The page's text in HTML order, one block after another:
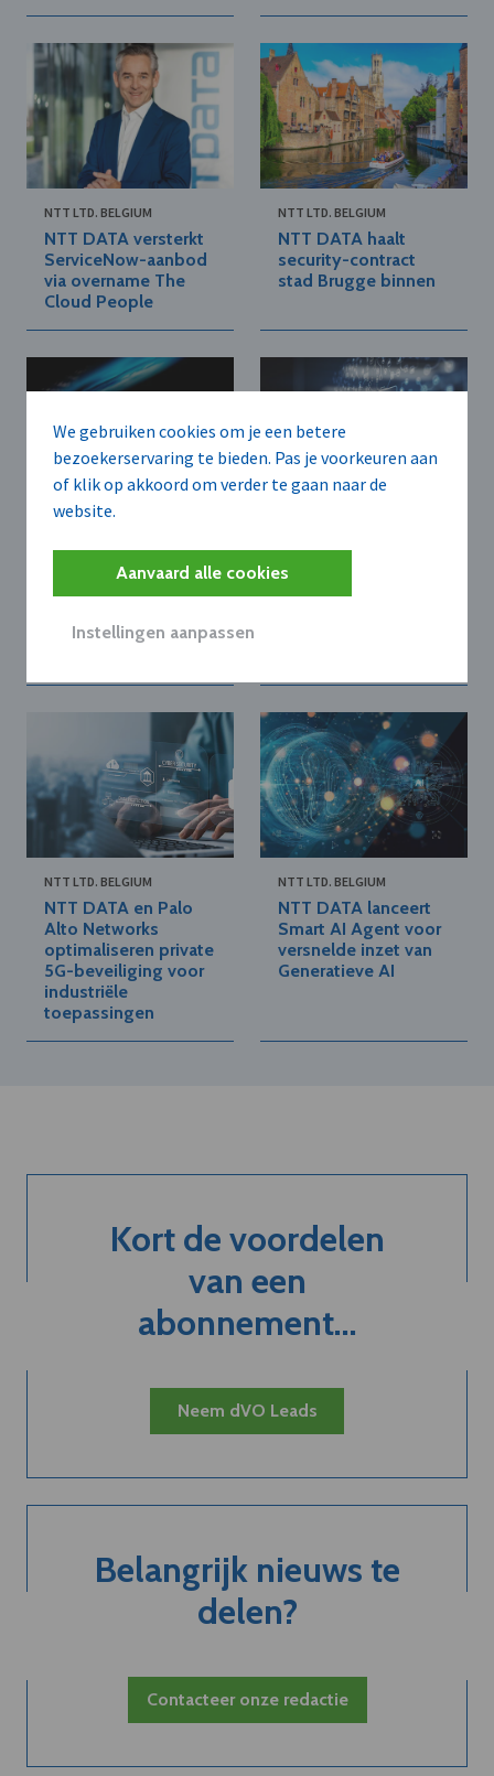
We gebruiken cookies om je een betere
bezoekerservaring te bieden. Pas je voorkeuren aan
of klik op akkoord om verder te gaan naar de
website.
Aanvaard alle cookies
Instellingen aanpassen
NTT LTD. BELGIUM
NTT DATA versterkt
ServiceNow-aanbod
via overname The
Cloud People
NTT LTD. BELGIUM
NTT DATA haalt
security-contract
stad Brugge binnen
NTT DATA en
Fortanix gaan
samenwerking aan
in het AI- en post-
NTT DATA en Mistral
AI ontwikkelen
samen veilige en
NTT LTD. BELGIUM
NTT DATA en Palo
Alto Networks
optimaliseren private
5G-beveiliging voor
industriële
toepassingen
NTT LTD. BELGIUM
NTT DATA lanceert
Smart AI Agent voor
versnelde inzet van
Generatieve AI
Kort de voordelen
van een
abonnement...
Neem dVO Leads
Belangrijk nieuws te
delen?
Contacteer onze redactie